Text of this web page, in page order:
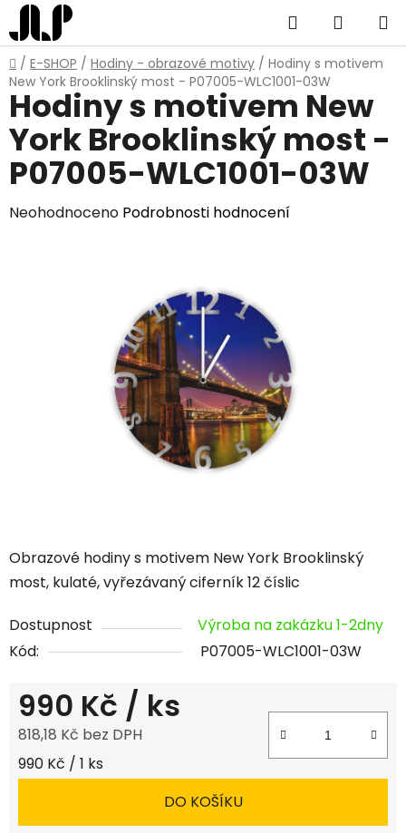
Přejít
na
obsah
Hledat
KOŠÍK
Domů
/ E-SHOP / Hodiny - obrazové motivy / Hodiny s motivem
New York Brooklinský most - P07005-WLC1001-03W
Obrazové hodiny s motivem New York Brooklinský
most, kulaté, vyřezávaný ciferník 12 číslic
Dostupnost
Výroba na zakázku 1-2dny
Kód:
P07005-WLC1001-03W
990 Kč / ks
818,18 Kč bez DPH
Měrná cena:
990 Kč / 1 ks
DO KOŠÍKU
Hodiny s motivem New
York Brooklinský most -
P07005-WLC1001-03W
Průměrné
Neohodnoceno Podrobnosti hodnocení